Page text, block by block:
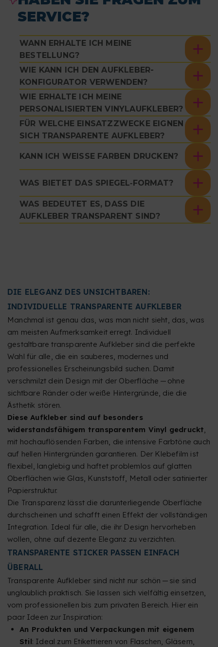
SERVICE?
WANN ERHALTE ICH MEINE
BESTELLUNG?
WIE KANN ICH DEN AUFKLEBER-
KONFIGURATOR VERWENDEN?
WIE ERHALTE ICH MEINE
PERSONALISIERTEN VINYLAUFKLEBER?
FÜR WELCHE EINSATZZWECKE EIGNEN
SICH TRANSPARENTE AUFKLEBER?
KANN ICH WEISSE FARBEN DRUCKEN?
WAS BIETET DAS SPIEGEL‑FORMAT?
WAS BEDEUTET ES, DASS DIE
AUFKLEBER TRANSPARENT SIND?
DIE ELEGANZ DES UNSICHTBAREN:
INDIVIDUELLE TRANSPARENTE AUFKLEBER
Manchmal ist genau das, was man nicht sieht, das, was
am meisten Aufmerksamkeit erregt. Individuell
gestaltbare transparente Aufkleber sind die perfekte
Wahl für alle, die ein sauberes, modernes und
professionelles Erscheinungsbild suchen. Damit
verschmilzt dein Design mit der Oberfläche — ohne
sichtbare Ränder oder weiße Hintergründe, die die
Ästhetik stören.
Diese Aufkleber sind auf besonders
widerstandsfähigem transparentem Vinyl gedruckt,
mit hochauflösenden Farben, die intensive Farbtöne auch
auf hellen Hintergründen garantieren. Der Klebefilm ist
flexibel, langlebig und haftet problemlos auf glatten
Oberflächen wie Glas, Kunststoff, Metall oder satinierter
Papierstruktur.
Die Transparenz lässt die darunterliegende Oberfläche
durchscheinen und schafft einen Effekt der vollständigen
Integration. Ideal für alle, die ihr Design hervorheben
wollen, ohne auf dezente Eleganz zu verzichten.
TRANSPARENTE STICKER PASSEN EINFACH
ÜBERALL
Transparente Aufkleber sind nicht nur schön — sie sind
unglaublich praktisch. Sie lassen sich vielfältig einsetzen,
vom professionellen bis zum privaten Bereich. Hier ein
paar Ideen zur Inspiration:
An Produkten und Verpackungen mit eigenem
Stil: Ideal zum Etikettieren von Flaschen, Gläsern,